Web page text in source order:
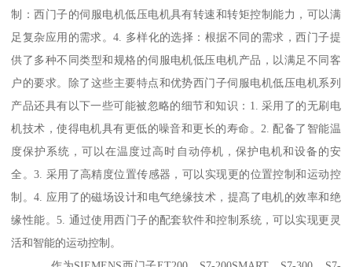
制：西门子的伺服电机低压电机具有转速和转矩控制能力，可以满
足复杂应用的需求。4. 多样化的选择：根据不同的需求，西门子提
供了多种不同类型和规格的伺服电机低压电机产品，以满足不同客
户的要求。除了这些主要特点和优势西门子伺服电机低压电机系列
产品还具有以下一些可能被忽略的细节和知识：1. 采用了的无刷电
机技术，使得电机具有更低的噪音和更长的寿命。2. 配备了智能温
度保护系统，可以在温度过高时自动停机，保护电机和设备的安
全。3. 采用了高精度位置传感器，可以实现更的位置控制和运动控
制。4. 应用了的磁场设计和电气绝缘技术，提髙了电机的效率和绝
缘性能。5. 通过使用西门子的配套软件和控制系统，可以实现更灵
活和智能的运动控制。